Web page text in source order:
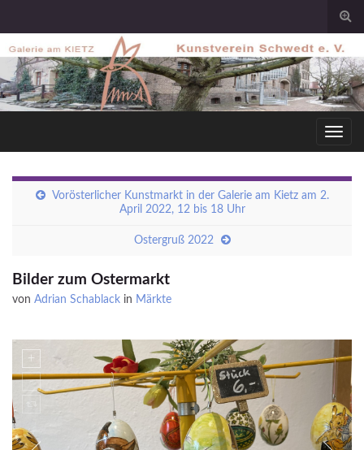
Vorösterlicher Kunstmarkt in der Galerie am Kietz am 2.
April 2022, 12 bis 18 Uhr
Ostergruß 2022
Bilder zum Ostermarkt
von Adrian Schablack in Märkte